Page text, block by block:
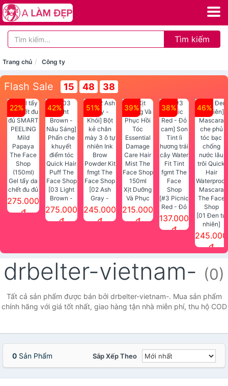
Tìm kiếm
Trang chủ Công ty
Flash Sale 15 48 38
22%
Gel tẩy da
chết đu đủ
SMART
PEELING
275.000
đ
42%
[03 Light
Brown -
Nâu Sáng]
Phấn che
275.000
đ
51%
[02 Ash
Gray -
Khói] Bột
kẻ chân
Face Shop
245.000
đ
39%
Xịt Dưỡng
Và Phục
Hồi Tóc
Essential
215.000
đ
38%
[#3 Picnic
Red - Đỏ
cam] Son
Face
137.000
đ
46%
[01 Đen tự
nhiên]
Mascara
che phủ
nước lâu
trôi Quick
Waterproof
Mascara
The Face
245.000
đ
drbelter-vietnam- (0)
Tất cả sản phẩm được bán bởi drbelter-vietnam-. Mua sản phẩm
chính hãng với giá tốt nhất, giao hàng tận nhà miễn phí, thu hộ COD
0 Sản Phẩm Sắp Xếp Theo